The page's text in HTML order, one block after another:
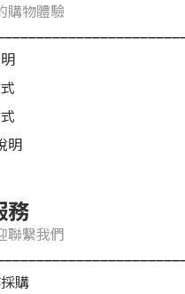
購物體驗
明
務
聯繫我們
購